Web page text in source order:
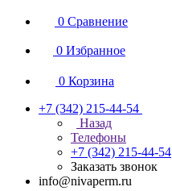
0 Сравнение
0 Избранное
0 Корзина
+7 (342) 215-44-54
Назад
Телефоны
+7 (342) 215-44-54
Заказать звонок
info@nivaperm.ru